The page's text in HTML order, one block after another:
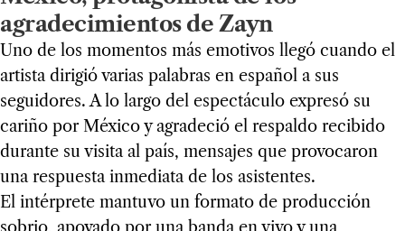
agradecimientos de Zayn
Uno de los momentos más emotivos llegó cuando el
artista dirigió varias palabras en español a sus
seguidores. A lo largo del espectáculo expresó su
cariño por México y agradeció el respaldo recibido
durante su visita al país, mensajes que provocaron
una respuesta inmediata de los asistentes.
El intérprete mantuvo un formato de producción